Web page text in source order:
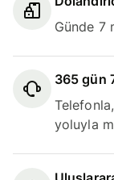
Günde 7
365 gün
yoluyla